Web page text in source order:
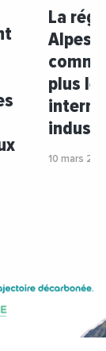
La
Alpes
plus
10 mars